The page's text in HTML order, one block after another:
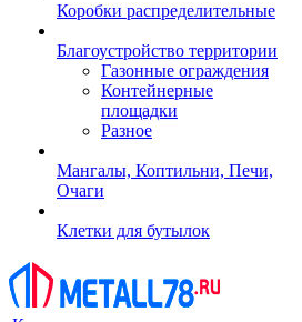
Коробки распределительные
Благоустройство территории
Газонные ограждения
Контейнерные
площадки
Разное
Мангалы, Коптильни, Печи,
Очаги
Клетки для бутылок